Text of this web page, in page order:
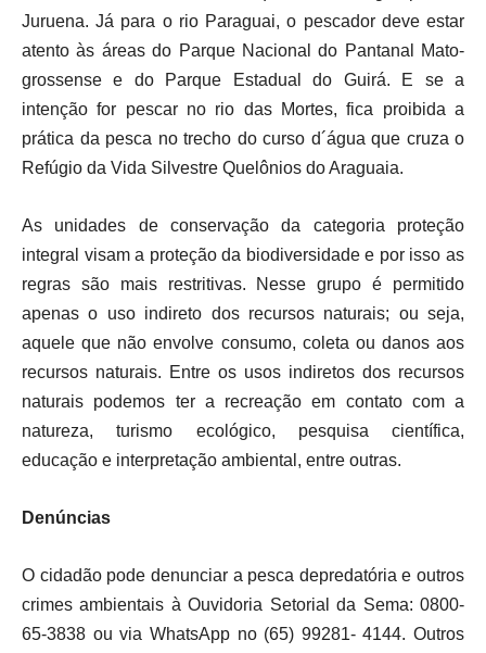
Juruena. Já para o rio Paraguai, o pescador deve estar
atento às áreas do Parque Nacional do Pantanal Mato-
grossense e do Parque Estadual do Guirá. E se a
intenção for pescar no rio das Mortes, fica proibida a
prática da pesca no trecho do curso d´água que cruza o
Refúgio da Vida Silvestre Quelônios do Araguaia.
As unidades de conservação da categoria proteção
integral visam a proteção da biodiversidade e por isso as
regras são mais restritivas. Nesse grupo é permitido
apenas o uso indireto dos recursos naturais; ou seja,
aquele que não envolve consumo, coleta ou danos aos
recursos naturais. Entre os usos indiretos dos recursos
naturais podemos ter a recreação em contato com a
natureza, turismo ecológico, pesquisa científica,
educação e interpretação ambiental, entre outras.
Denúncias
O cidadão pode denunciar a pesca depredatória e outros
crimes ambientais à Ouvidoria Setorial da Sema: 0800-
65-3838 ou via WhatsApp no (65) 99281- 4144. Outros